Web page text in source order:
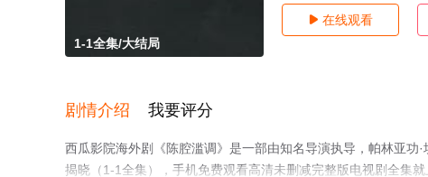
1-1全集/大结局
 在线观看
剧情介绍 我要评分
西瓜影院海外剧《陈腔滥调》是一部由知名导演执导，帕林亚功
揭晓（1-1全集），手机免费观看高清未删减完整版电视剧全集